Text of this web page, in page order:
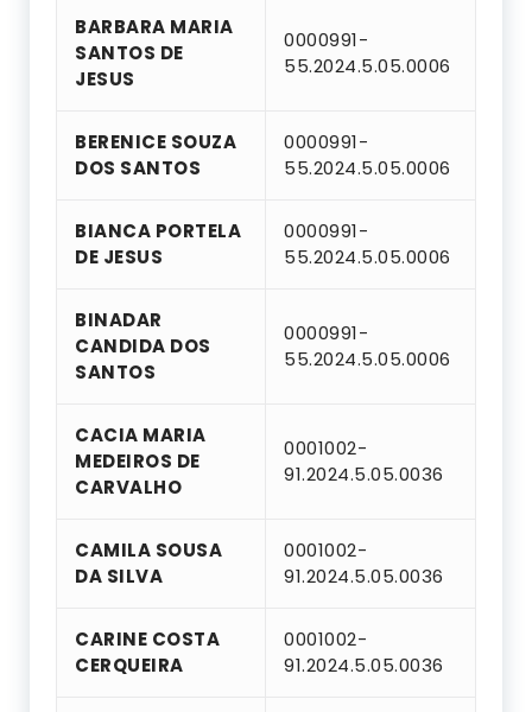
BARBARA MARIA
SANTOS DE
JESUS
0000991-
55.2024.5.05.0006
BERENICE SOUZA
DOS SANTOS
0000991-
55.2024.5.05.0006
BIANCA PORTELA
DE JESUS
0000991-
55.2024.5.05.0006
BINADAR
CANDIDA DOS
SANTOS
0000991-
55.2024.5.05.0006
CACIA MARIA
MEDEIROS DE
CARVALHO
0001002-
91.2024.5.05.0036
CAMILA SOUSA
DA SILVA
0001002-
91.2024.5.05.0036
CARINE COSTA
CERQUEIRA
0001002-
91.2024.5.05.0036